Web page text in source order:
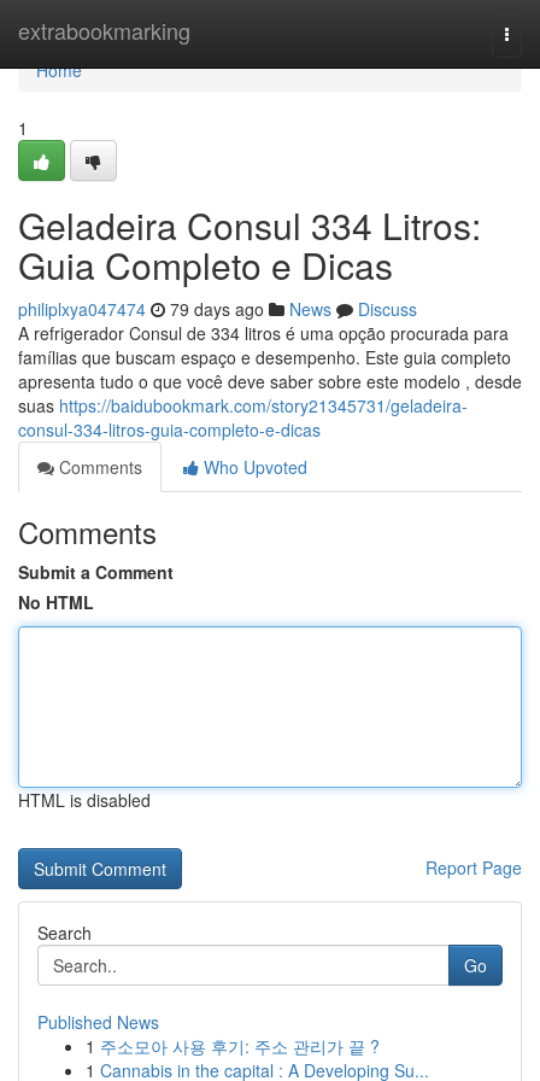
extrabookmarking
Home
Home
1
Geladeira Consul 334 Litros:
Guia Completo e Dicas
philiplxya047474 79 days ago News
Discuss
A refrigerador Consul de 334 litros é uma opção procurada para
famílias que buscam espaço e desempenho. Este guia completo
apresenta tudo o que você deve saber sobre este modelo , desde
suas https://baidubookmark.com/story21345731/geladeira-
consul-334-litros-guia-completo-e-dicas
Comments
Who Upvoted
Comments
Submit a Comment
No HTML
HTML is disabled
Report Page
Search
Go
Published News
1 주소모아 사용 후기: 주소 관리가 끝 ?
1 Cannabis in the capital : A Developing Su...